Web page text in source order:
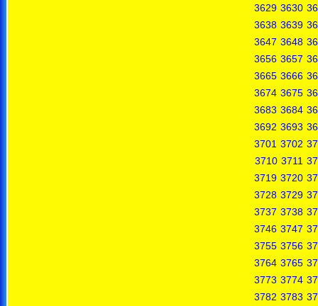
3629 3630
3638 3639
3647 3648
3656 3657
3665 3666
3674 3675
3683 3684
3692 3693
3701 3702
3710 3711
3719 3720
3728 3729
3737 3738
3746 3747
3755 3756
3764 3765
3773 3774
3782 3783